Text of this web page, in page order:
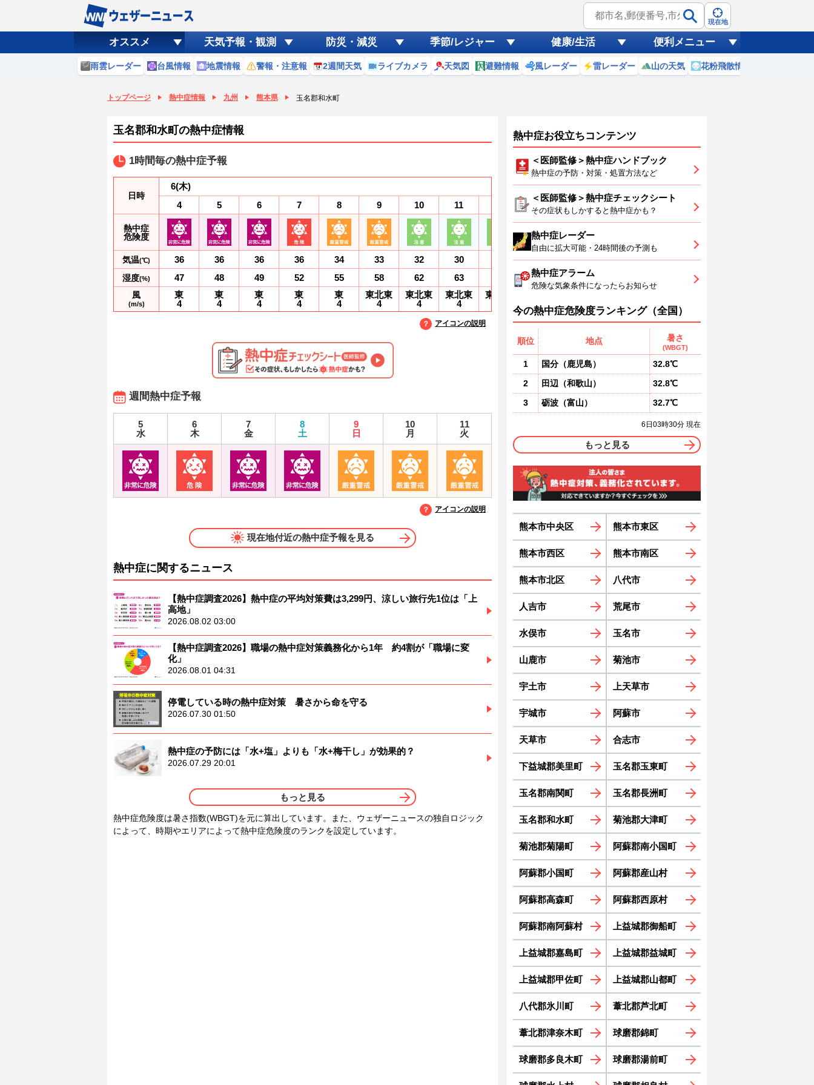
現在地
オススメ 天気予報・観測 防災・減災 季節/レジャー 健康/生活 便利メニュー
雨雲レーダー 台風情報 地震情報 警報・注意報 2週間天気 ライブカメラ 天気図 避難情報 風レーダー 雷レーダー 山の天気 花粉飛散情報
トップページ 熱中症情報 九州 熊本県 玉名郡和水町
玉名郡和水町の熱中症情報
1時間毎の熱中症予報
日時
熱中症
危険度
気温(℃)
湿度(%)
風
(m/s)
6(木)
4
36
47
東
4
5
36
48
東
4
6
36
49
東
4
7
36
52
東
4
8
34
55
東
4
9
33
58
東北東
4
10
32
62
東北東
4
11
30
63
東北東
4
東北東
13
29
65
4
14
29
65
4
15
29
29
17
29
68
アイコンの説明
週間熱中症予報
5
水
6
木
7
金
8
土
9
日
10
月
11
火
アイコンの説明
現在地付近の熱中症予報を見る
熱中症に関するニュース
【熱中症調査2026】熱中症の平均対策費は3,299円、涼しい旅行先1位は「上
高地」
2026.08.02 03:00
【熱中症調査2026】職場の熱中症対策義務化から1年 約4割が「職場に変
化」
2026.08.01 04:31
停電している時の熱中症対策 暑さから命を守る
2026.07.30 01:50
熱中症の予防には「水+塩」よりも「水+梅干し」が効果的？
2026.07.29 20:01
もっと見る
熱中症危険度は暑さ指数(WBGT)を元に算出しています。また、ウェザーニュースの独自ロジック
によって、時期やエリアによって熱中症危険度のランクを設定しています。
熱中症お役立ちコンテンツ
＜医師監修＞熱中症ハンドブック
熱中症の予防・対策・処置方法など
＜医師監修＞熱中症チェックシート
その症状もしかすると熱中症かも？
熱中症レーダー
自由に拡大可能・24時間後の予測も
熱中症アラーム
危険な気象条件になったらお知らせ
今の熱中症危険度ランキング（全国）
順位 地点 暑さ
(WBGT)
1 国分 （鹿児島）
32.8℃
2
田辺 （和歌山）
32.8℃
3
砺波 （富山） 32.7℃
6日03時30分 現在
もっと見る
熊本市中央区 熊本市東区
熊本市西区 熊本市南区
熊本市北区 八代市
人吉市 荒尾市
水俣市 玉名市
山鹿市 菊池市
宇土市 上天草市
宇城市 阿蘇市
天草市 合志市
下益城郡美里町 玉名郡玉東町
玉名郡南関町 玉名郡長洲町
玉名郡和水町 菊池郡大津町
菊池郡菊陽町 阿蘇郡南小国町
阿蘇郡小国町 阿蘇郡産山村
阿蘇郡高森町 阿蘇郡西原村
阿蘇郡南阿蘇村 上益城郡御船町
上益城郡嘉島町 上益城郡益城町
上益城郡甲佐町 上益城郡山都町
八代郡氷川町 葦北郡芦北町
葦北郡津奈木町 球磨郡錦町
球磨郡多良木町 球磨郡湯前町